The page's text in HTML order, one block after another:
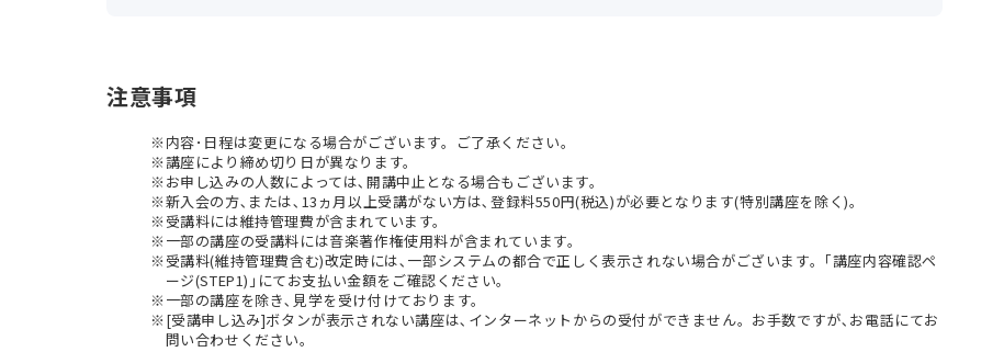
注意事項
内容･日程は変更になる場合がございます。ご了承ください。
講座により締め切り日が異なります。
お申し込みの人数によっては､開講中止となる場合もございます。
新入会の方､または､13ヵ月以上受講がない方は､登録料550円(税込)が必要となります(特別講座を除く)。
受講料には維持管理費が含まれています。
一部の講座の受講料には音楽著作権使用料が含まれています。
受講料(維持管理費含む)改定時には､一部システムの都合で正しく表示されない場合がございます。｢講座内容確認ペ
ージ(STEP1)｣にてお支払い金額をご確認ください。
一部の講座を除き､見学を受け付けております。
[受講申し込み]ボタンが表示されない講座は､インターネットからの受付ができません。お手数ですが､お電話にてお
問い合わせください。